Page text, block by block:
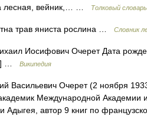
лесная, вейник,… …
Толковый
трав яниста рослина … Словник
Иосифович Очерет Дата
…
Википедия
Васильевич Очерет (2 ноября
Международной Академии
Адыгея, автор 9 книг по